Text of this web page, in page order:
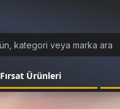
Fırsat Ürünleri